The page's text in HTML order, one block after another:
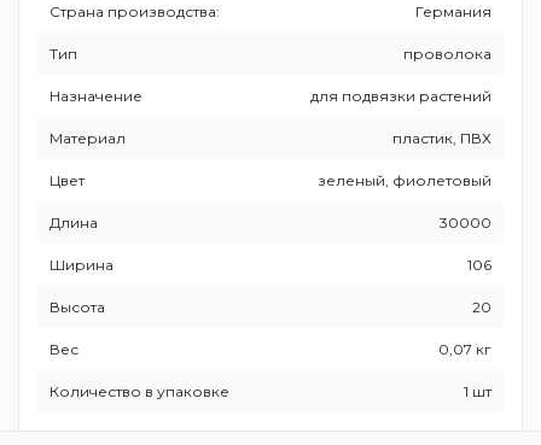
Страна производства: Германия
Тип проволока
Назначение для подвязки растений
Материал пластик, ПВХ
Цвет зеленый, фиолетовый
Длина 30000
Ширина 106
Высота 20
Вес 0,07 кг
Количество в упаковке 1 шт